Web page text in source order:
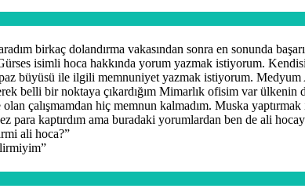
birkaç dolandırma vakasından sonra en sonunda
isimli hoca hakkında yorum yazmak istiyorum.
büyüsü ile ilgili memnuniyet yazmak istiyorum.
belli bir noktaya çıkardığım Mimarlık ofisim var ülkenin
çalışmamdan hiç memnun kalmadım. Muska
para kaptırdım ama buradaki yorumlardan ben de ali
ali hoca?”
”